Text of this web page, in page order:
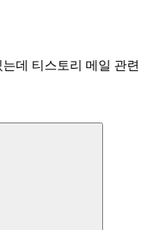
데 티스토리 메일 관련